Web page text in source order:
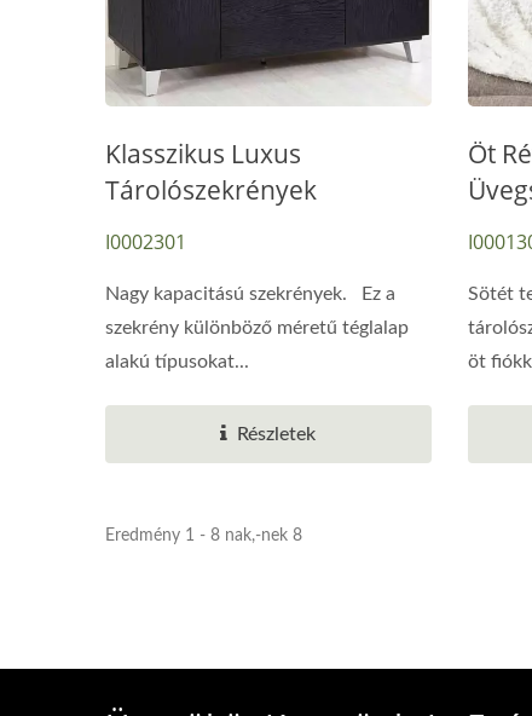
Klasszikus Luxus
Tárolószekrények
I0002301
Nagy kapacitású szekrények. Ez a
szekrény különböző méretű téglalap
alakú típusokat...
Részletek
Öt
Sötét
öt
Eredmény 1 - 8 nak,-nek 8